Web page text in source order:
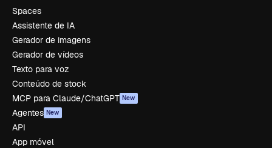
Spaces
Assistente de IA
Gerador de imagens
Gerador de vídeos
Texto para voz
Conteúdo de stock
MCP para Claude/ChatGPT New
Agentes New
API
App móvel